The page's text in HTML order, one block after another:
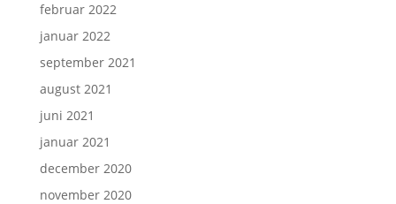
februar 2022
januar 2022
september 2021
august 2021
juni 2021
januar 2021
december 2020
november 2020